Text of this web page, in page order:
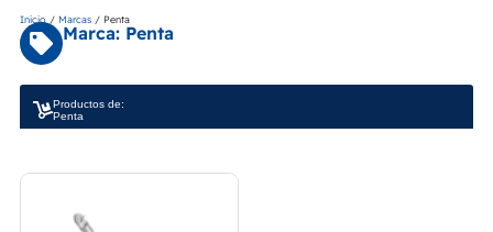
Inicio / Marcas / Penta
Marca: Penta
Productos de:
Penta